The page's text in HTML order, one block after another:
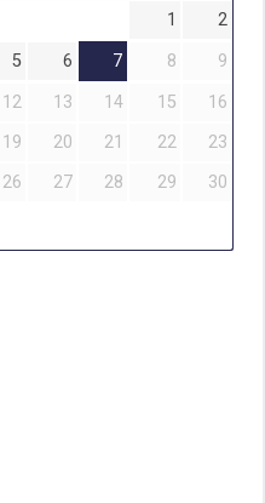
1
2
5 6 7 8
9
12 13 14 15
16
19 20 21 22
23
26 27 28 29
30